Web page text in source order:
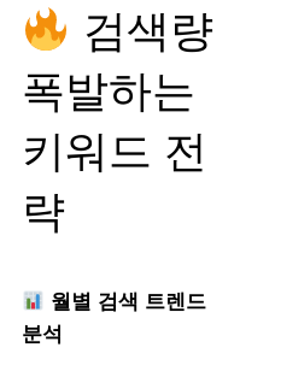
검색량
폭발하는
키워드 전
략
월별 검색 트렌드
분석